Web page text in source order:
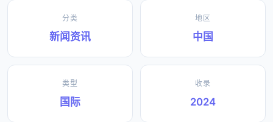
分类
新闻资讯
地区
中国
类型
国际
收录
2024